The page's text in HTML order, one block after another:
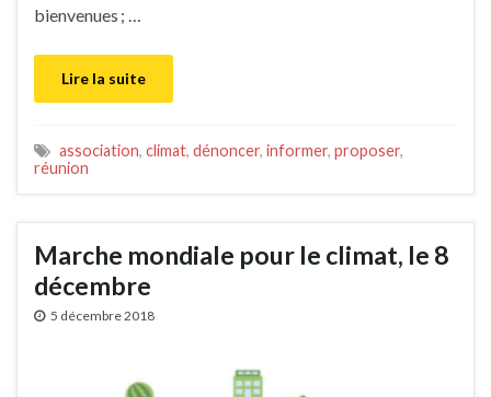
bienvenues ; …
Lire la suite
association, climat, dénoncer, informer, proposer,
réunion
Marche mondiale pour le climat, le 8
décembre
5 décembre 2018